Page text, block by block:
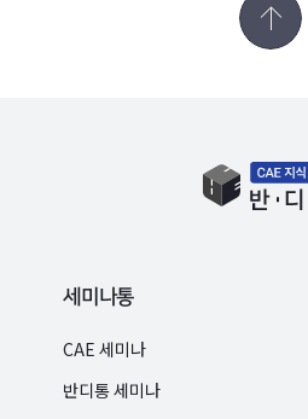
세미나통
CAE 세미나
반디통 세미나